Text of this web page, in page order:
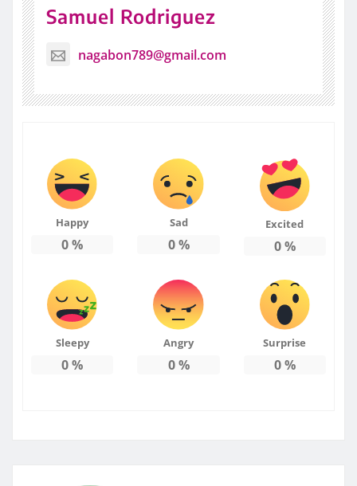
Samuel Rodriguez
nagabon789@gmail.com
Happy
0%
Sad
0%
Excited
0%
Sleepy
0%
Angry
0%
Surprise
0%